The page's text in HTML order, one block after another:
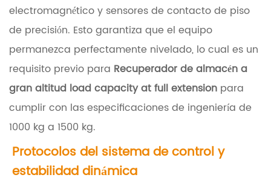
t
u
c
t
u
r
electromagnético y sensores de contacto de piso
de precisión. Esto garantiza que el equipo
permanezca perfectamente nivelado, lo cual es un
requisito previo para Recuperador de almacén a
gran altitud load capacity at full extension para
cumplir con las especificaciones de ingeniería de
1000 kg a 1500 kg.
Protocolos del sistema de control y
estabilidad dinámica